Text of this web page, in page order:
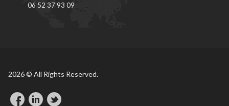
06 52 37 93 09
2026 © All Rights Reserved.